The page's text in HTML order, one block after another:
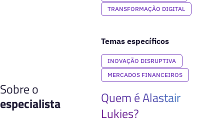
TRANSFORMAÇÃO DIGITAL
Temas específicos
INOVAÇÃO DISRUPTIVA
MERCADOS FINANCEIROS
Sobre o
especialista
Quem é Alastair
Lukies?